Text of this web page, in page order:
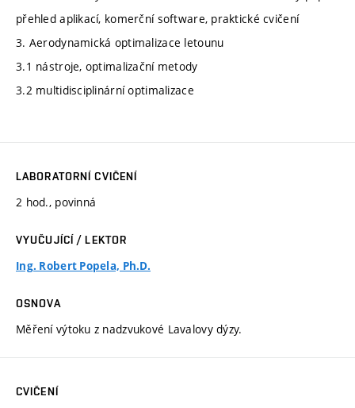
přehled aplikací, komerční software, praktické cvičení
3. Aerodynamická optimalizace letounu
3.1 nástroje, optimalizační metody
3.2 multidisciplinární optimalizace
LABORATORNÍ CVIČENÍ
2 hod., povinná
VYUČUJÍCÍ / LEKTOR
Ing. Robert Popela, Ph.D.
OSNOVA
Měření výtoku z nadzvukové Lavalovy dýzy.
CVIČENÍ